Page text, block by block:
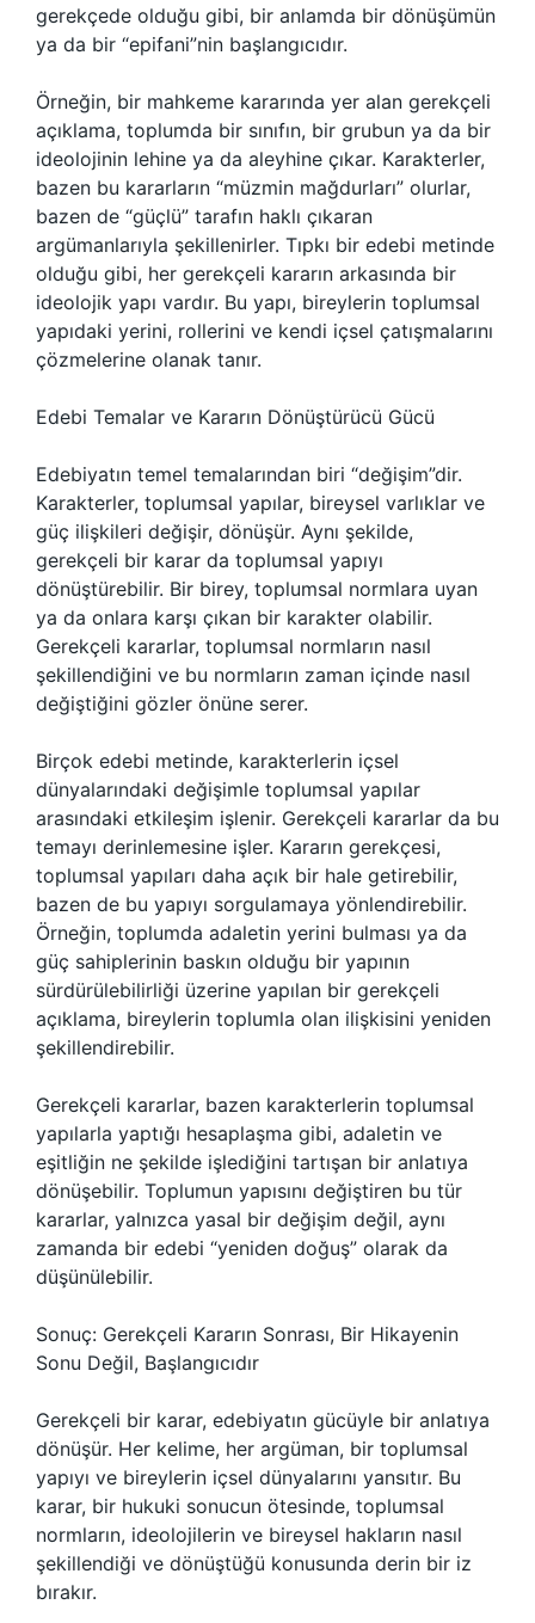
gerekçede olduğu gibi, bir anlamda bir dönüşümün
ya da bir “epifani”nin başlangıcıdır.
Örneğin, bir mahkeme kararında yer alan gerekçeli
açıklama, toplumda bir sınıfın, bir grubun ya da bir
ideolojinin lehine ya da aleyhine çıkar. Karakterler,
bazen bu kararların “müzmin mağdurları” olurlar,
bazen de “güçlü” tarafın haklı çıkaran
argümanlarıyla şekillenirler. Tıpkı bir edebi metinde
olduğu gibi, her gerekçeli kararın arkasında bir
ideolojik yapı vardır. Bu yapı, bireylerin toplumsal
yapıdaki yerini, rollerini ve kendi içsel çatışmalarını
çözmelerine olanak tanır.
Edebi Temalar ve Kararın Dönüştürücü Gücü
Edebiyatın temel temalarından biri “değişim”dir.
Karakterler, toplumsal yapılar, bireysel varlıklar ve
güç ilişkileri değişir, dönüşür. Aynı şekilde,
gerekçeli bir karar da toplumsal yapıyı
dönüştürebilir. Bir birey, toplumsal normlara uyan
ya da onlara karşı çıkan bir karakter olabilir.
Gerekçeli kararlar, toplumsal normların nasıl
şekillendiğini ve bu normların zaman içinde nasıl
değiştiğini gözler önüne serer.
Birçok edebi metinde, karakterlerin içsel
dünyalarındaki değişimle toplumsal yapılar
arasındaki etkileşim işlenir. Gerekçeli kararlar da bu
temayı derinlemesine işler. Kararın gerekçesi,
toplumsal yapıları daha açık bir hale getirebilir,
bazen de bu yapıyı sorgulamaya yönlendirebilir.
Örneğin, toplumda adaletin yerini bulması ya da
güç sahiplerinin baskın olduğu bir yapının
sürdürülebilirliği üzerine yapılan bir gerekçeli
açıklama, bireylerin toplumla olan ilişkisini yeniden
şekillendirebilir.
Gerekçeli kararlar, bazen karakterlerin toplumsal
yapılarla yaptığı hesaplaşma gibi, adaletin ve
eşitliğin ne şekilde işlediğini tartışan bir anlatıya
dönüşebilir. Toplumun yapısını değiştiren bu tür
kararlar, yalnızca yasal bir değişim değil, aynı
zamanda bir edebi “yeniden doğuş” olarak da
düşünülebilir.
Sonuç: Gerekçeli Kararın Sonrası, Bir Hikayenin
Sonu Değil, Başlangıcıdır
Gerekçeli bir karar, edebiyatın gücüyle bir anlatıya
dönüşür. Her kelime, her argüman, bir toplumsal
yapıyı ve bireylerin içsel dünyalarını yansıtır. Bu
karar, bir hukuki sonucun ötesinde, toplumsal
normların, ideolojilerin ve bireysel hakların nasıl
şekillendiği ve dönüştüğü konusunda derin bir iz
bırakır.